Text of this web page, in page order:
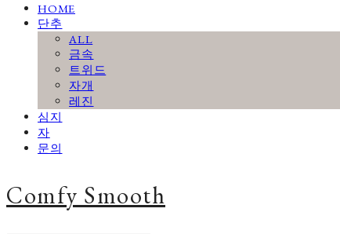
HOME
단추
ALL
금속
트위드
자개
레진
심지
자
문의
Comfy Smooth